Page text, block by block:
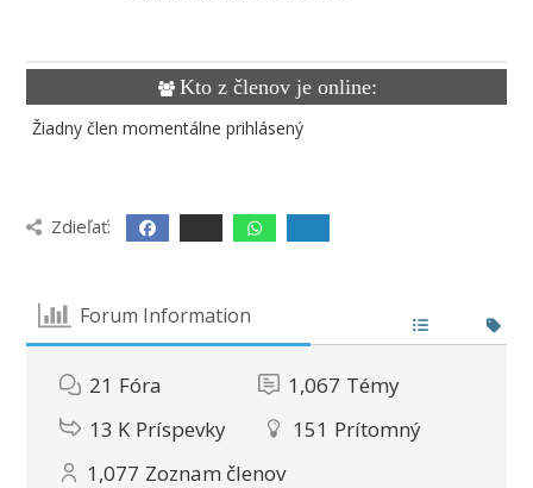
Kto z členov je online:
Žiadny člen momentálne prihlásený
Zdieľať:
Forum Information
21 Fóra 1,067 Témy
13 K Príspevky 151 Prítomný
1,077 Zoznam členov